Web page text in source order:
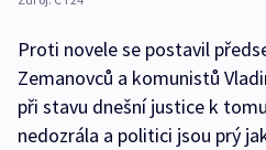
Proti novele se postavil
Zemanovců a komunistů
při stavu dnešní justice k
nedozrála a politici jsou prý